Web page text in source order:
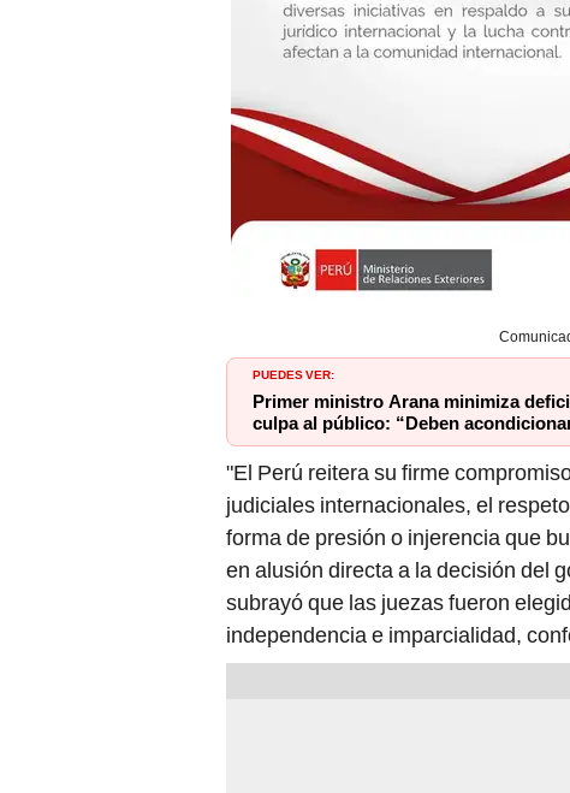
PUEDES VER:
Primer ministro Arana minimiza
culpa al público: “Deben
"El Perú reitera su firme
judiciales internacionales, el
forma de presión o injerencia que
en alusión directa a la decisión del
subrayó que las juezas fueron
independencia e imparcialidad,